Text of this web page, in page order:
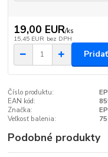
19,00 EUR/ks
15,45 EUR bez DPH
Číslo produktu:
EAN kód:
Značka:
Veľkosť balenia:
Podobné produkty